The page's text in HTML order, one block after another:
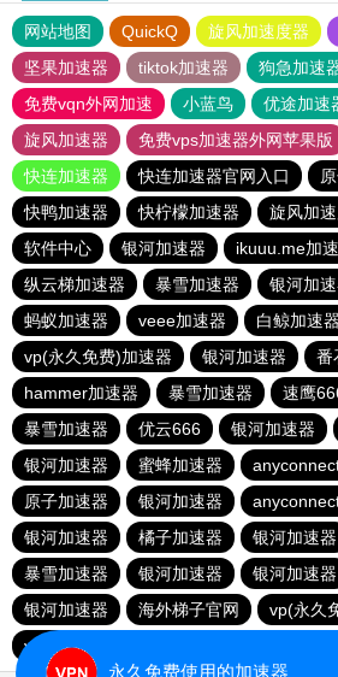
网站地图 QuickQ 旋风加速度器
坚果加速器
tiktok加速器
狗急加速
免费vqn外网加速
小蓝鸟 优途加速
旋风加速器
免费vps加速器外网苹果版
快连加速器
快连加速器官网入口
快鸭加速器
快柠檬加速器 旋风加
软件中心
银河加速器
ikuuu.me加
纵云梯加速器
暴雪加速器 银河加
蚂蚁加速器
veee加速器
白鲸加速器
vp(永久免费)加速器
银河加速器
番
hammer加速器
暴雪加速器 速鹰
暴雪加速器
优云666 银河加速器
银河加速器
蜜蜂加速器
原子加速器
银河加速器
银河加速器
橘子加速器 银河加速器
暴雪加速器
银河加速器 银河加速器
银河加速器
海外梯子官网
vp(永久
vp(永久免费)加速器
永久免费使用的加速器